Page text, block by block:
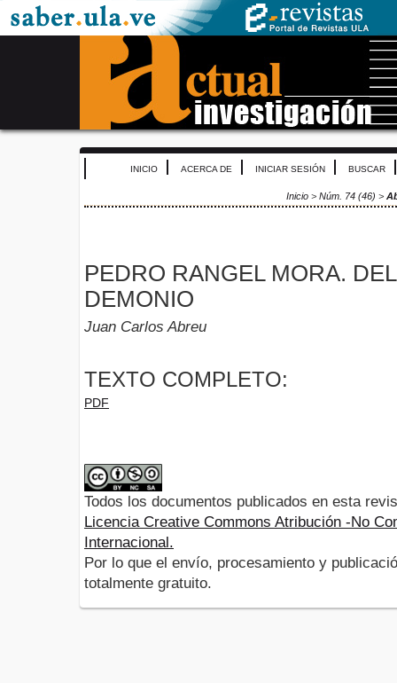
INICIO ACERCA DE INICIAR SESIÓN BUSCAR
Inicio> Núm. 74 (46) >
PEDRO RANGEL MORA.
DEMONIO
Juan Carlos Abreu
TEXTO COMPLETO:
PDF
Todos los documentos publicados en esta
Licencia Creative Commons Atribución -No
Internacional.
Por lo que el envío, procesamiento y
totalmente gratuito.